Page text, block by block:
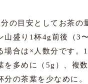
の目安としてお茶の
山盛り1杯4g前後（3
場合は×人数分です。
を多めに（5g）、複
分の茶葉を少なめに